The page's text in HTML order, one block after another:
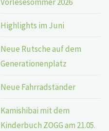
Highlights im Juni
Neue Rutsche auf dem
Generationenplatz
Neue Fahrradständer
Kamishibai mit dem
Kinderbuch ZOGG am 21.05.